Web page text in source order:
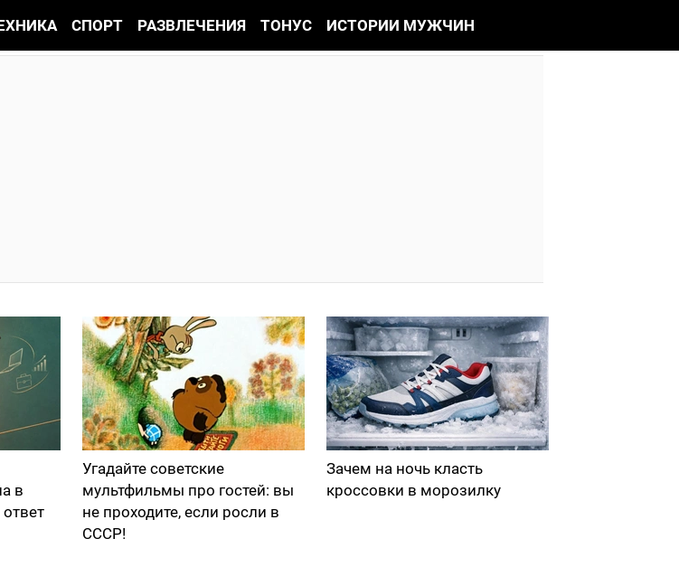
СПОРТ РАЗВЛЕЧЕНИЯ ТОНУС ИСТОРИИ МУЖЧИН
в
Угадайте советские
мультфильмы про гостей: вы
не проходите, если росли в
СССР!
Зачем на ночь класть
кроссовки в морозилку